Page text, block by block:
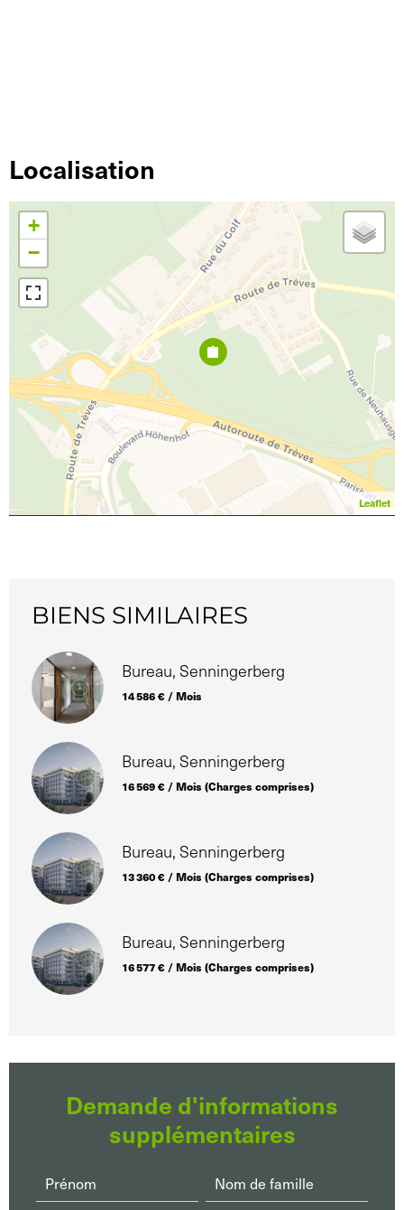
Localisation
+
−
Leaflet
BIENS SIMILAIRES
Bureau, Senningerberg
14 586 € / Mois
Bureau, Senningerberg
16 569 € / Mois (Charges comprises)
Bureau, Senningerberg
13 360 € / Mois (Charges comprises)
Bureau, Senningerberg
16 577 € / Mois (Charges comprises)
Demande d'informations
supplémentaires